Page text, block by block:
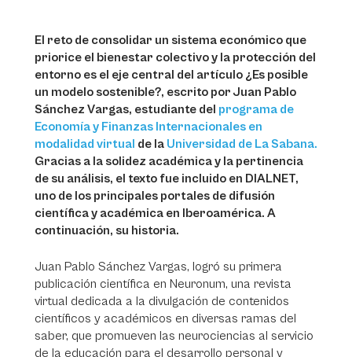
El reto de consolidar un sistema económico que
priorice el bienestar colectivo y la protección del
entorno es el eje central del artículo ¿Es posible
un modelo sostenible?, escrito por Juan Pablo
Sánchez Vargas, estudiante del programa de
Economía y Finanzas Internacionales en
modalidad virtual de la Universidad de La Sabana.
Gracias a la solidez académica y la pertinencia
de su análisis, el texto fue incluido en DIALNET,
uno de los principales portales de difusión
científica y académica en Iberoamérica. A
continuación, su historia.
Juan Pablo Sánchez Vargas, logró su primera
publicación científica en Neuronum, una revista
virtual dedicada a la divulgación de contenidos
científicos y académicos en diversas ramas del
saber, que promueven las neurociencias al servicio
de la educación para el desarrollo personal y